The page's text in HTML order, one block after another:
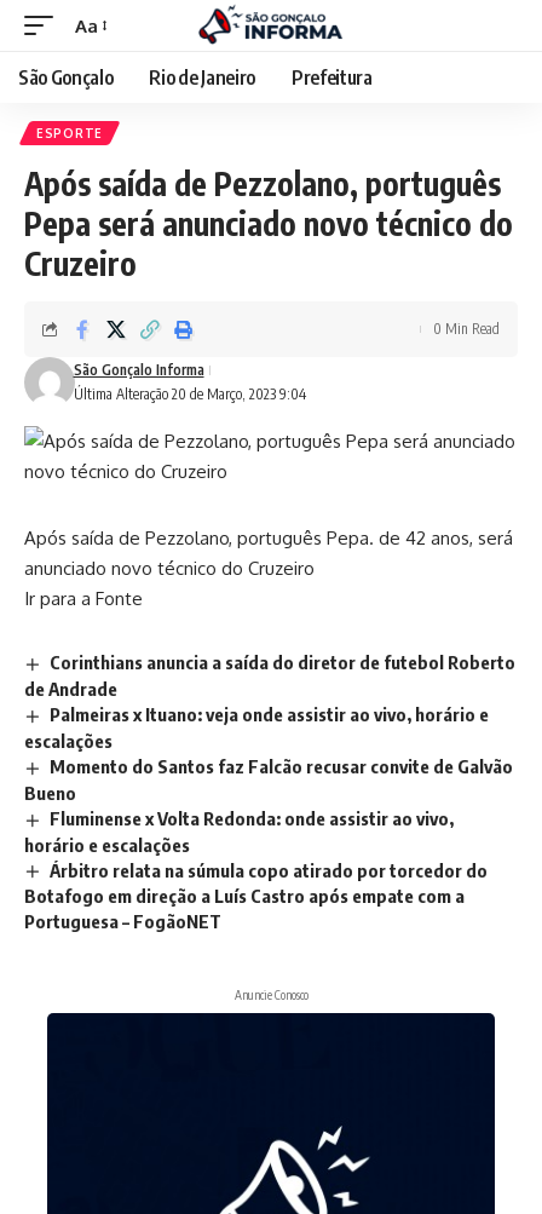
Aa
São Gonçalo Rio de Janeiro Prefeitura
ESPORTE
Após saída de Pezzolano, português
Pepa será anunciado novo técnico do
Cruzeiro
Última Alteração 20 de Março, 2023 9:04
São Gonçalo Informa
0 Min Read
Após saída de Pezzolano, português Pepa. de 42 anos, será
anunciado novo técnico do Cruzeiro
Ir para a Fonte
Corinthians anuncia a saída do diretor de futebol Roberto
de Andrade
Palmeiras x Ituano: veja onde assistir ao vivo, horário e
escalações
Momento do Santos faz Falcão recusar convite de Galvão
Bueno
Fluminense x Volta Redonda: onde assistir ao vivo,
horário e escalações
Árbitro relata na súmula copo atirado por torcedor do
Botafogo em direção a Luís Castro após empate com a
Portuguesa – FogãoNET
Anuncie Conosco